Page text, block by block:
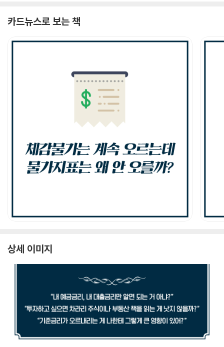
카드뉴스로 보는 책
상세 이미지